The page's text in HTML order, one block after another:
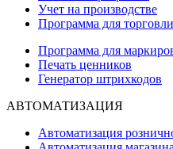
Учет на производстве
Программа для
Программа для
Печать ценников
Генератор штрихкодов
АВТОМАТИЗАЦИЯ
Автоматизация